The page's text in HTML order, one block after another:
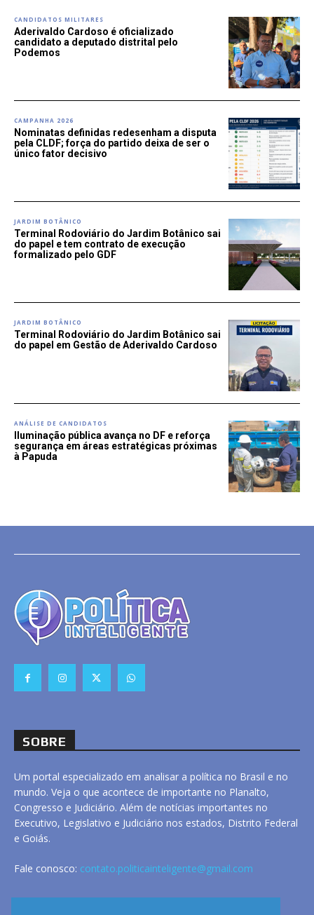
CANDIDATOS MILITARES
Aderivaldo Cardoso é oficializado
candidato a deputado distrital pelo
Podemos
CAMPANHA 2026
Nominatas definidas redesenham a disputa
pela CLDF; força do partido deixa de ser o
único fator decisivo
JARDIM BOTÂNICO
Terminal Rodoviário do Jardim Botânico sai
do papel e tem contrato de execução
formalizado pelo GDF
JARDIM BOTÂNICO
Terminal Rodoviário do Jardim Botânico sai
do papel em Gestão de Aderivaldo Cardoso
ANÁLISE DE CANDIDATOS
Iluminação pública avança no DF e reforça
segurança em áreas estratégicas próximas
à Papuda
SOBRE
Um portal especializado em analisar a política no Brasil e no
mundo. Veja o que acontece de importante no Planalto,
Congresso e Judiciário. Além de notícias importantes no
Executivo, Legislativo e Judiciário nos estados, Distrito Federal
e Goiás.
Fale conosco: contato.politicainteligente@gmail.com